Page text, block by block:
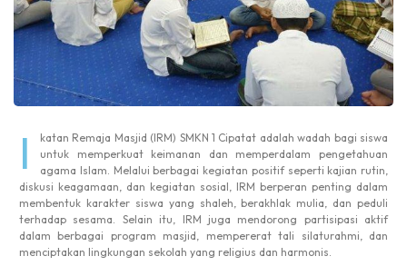
I
katan Remaja Masjid (IRM) SMKN 1 Cipatat adalah wadah bagi siswa
untuk memperkuat keimanan dan memperdalam pengetahuan
agama Islam. Melalui berbagai kegiatan positif seperti kajian rutin,
diskusi keagamaan, dan kegiatan sosial, IRM berperan penting dalam
membentuk karakter siswa yang shaleh, berakhlak mulia, dan peduli
terhadap sesama. Selain itu, IRM juga mendorong partisipasi aktif
dalam berbagai program masjid, mempererat tali silaturahmi, dan
menciptakan lingkungan sekolah yang religius dan harmonis.